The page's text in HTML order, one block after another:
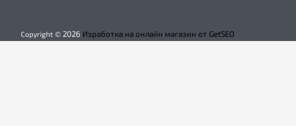
Copyright © 2026 Изработка на онлайн магазин от GetSEO